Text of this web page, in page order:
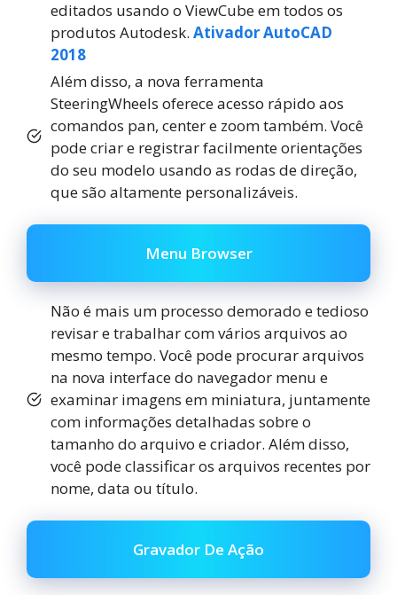
editados usando o ViewCube em todos os
produtos Autodesk. Ativador AutoCAD
2018
Além disso, a nova ferramenta
SteeringWheels oferece acesso rápido aos
comandos pan, center e zoom também. Você
pode criar e registrar facilmente orientações
do seu modelo usando as rodas de direção,
que são altamente personalizáveis.
Menu Browser
Não é mais um processo demorado e tedioso
revisar e trabalhar com vários arquivos ao
mesmo tempo. Você pode procurar arquivos
na nova interface do navegador menu e
examinar imagens em miniatura, juntamente
com informações detalhadas sobre o
tamanho do arquivo e criador. Além disso,
você pode classificar os arquivos recentes por
nome, data ou título.
Gravador De Ação